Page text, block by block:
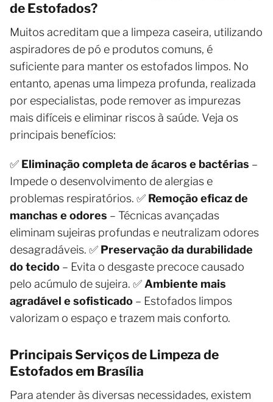
de Estofados?
Muitos acreditam que a limpeza caseira, utilizando
aspiradores de pó e produtos comuns, é
suficiente para manter os estofados limpos. No
entanto, apenas uma limpeza profunda, realizada
por especialistas, pode remover as impurezas
mais difíceis e eliminar riscos à saúde. Veja os
principais benefícios:
✅ Eliminação completa de ácaros e bactérias –
Impede o desenvolvimento de alergias e
problemas respiratórios. ✅ Remoção eficaz de
manchas e odores – Técnicas avançadas
eliminam sujeiras profundas e neutralizam odores
desagradáveis. ✅ Preservação da durabilidade
do tecido – Evita o desgaste precoce causado
pelo acúmulo de sujeira. ✅ Ambiente mais
agradável e sofisticado – Estofados limpos
valorizam o espaço e trazem mais conforto.
Principais Serviços de Limpeza de
Estofados em Brasília
Para atender às diversas necessidades, existem